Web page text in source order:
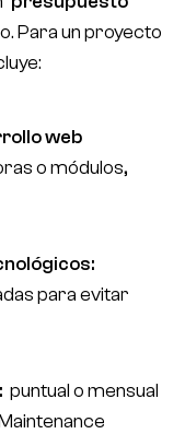
Para un proyecto
web
o módulos,
para evitar
puntual o mensual